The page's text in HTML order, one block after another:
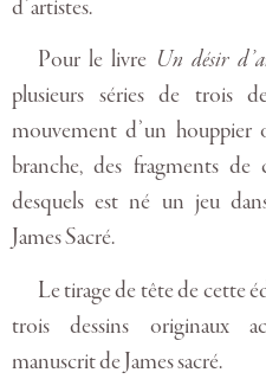
d’artistes.
Pour le livre Un désir
plusieurs séries de trois
mouvement d’un houppier
branche, des fragments de
desquels est né un jeu
James Sacré.
Le tirage de tête de cette
trois dessins originaux
manuscrit de James sacré.